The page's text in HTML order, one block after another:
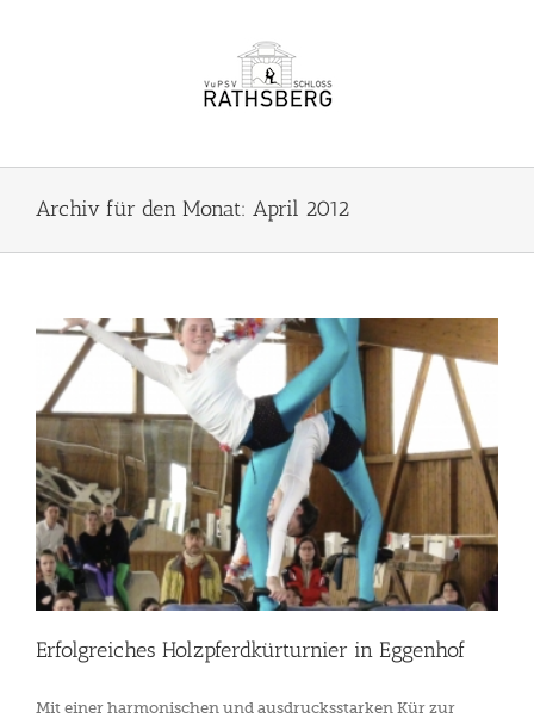
Archiv für den Monat: April 2012
Erfolgreiches Holzpferdkürturnier in Eggenhof
Mit einer harmonischen und ausdrucksstarken Kür zur